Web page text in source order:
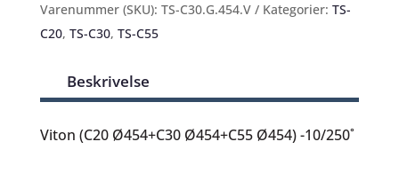
Varenummer (SKU): TS-C30.G.454.V Kategorier: TS-
C20, TS-C30, TS-C55
Beskrivelse
Viton (C20 Ø454+C30 Ø454+C55 Ø454) -10/250˚